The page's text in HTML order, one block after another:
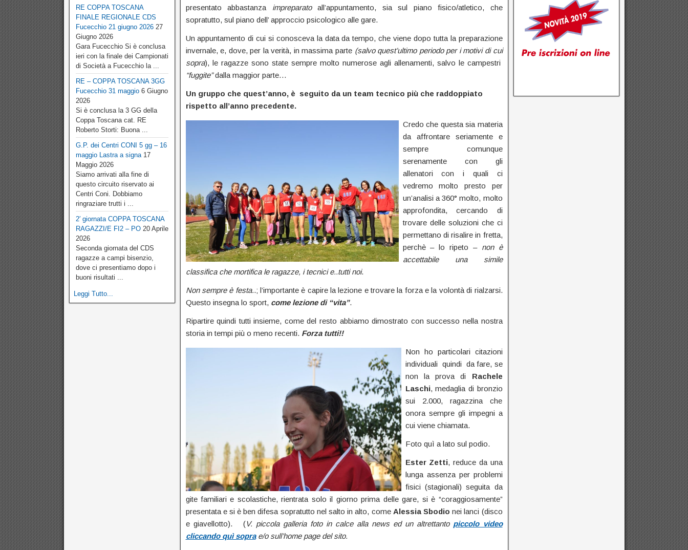
presentato abbastanza impreparatoall’appuntamento, sia sul piano fisico/atletico, che
sopratutto, sul piano dell’ approccio psicologico alle gare.
Un appuntamento di cui si conosceva la data da tempo, che viene dopo tutta la preparazione
invernale, e, dove, per la verità, in massima parte (salvo quest’ultimo periodo per i motivi di cui
sopra), le ragazze sono state sempre molto numerose agli allenamenti, salvo le campestri
“fuggite”dalla maggior parte…
Un gruppo che quest’anno, è seguito da un team tecnico più che raddoppiato
rispetto all’anno precedente.
Credo che questa sia materia
da affrontare seriamente e
sempre comunque
serenamente con gli
allenatori con i quali ci
vedremo molto presto per
un’analisi a 360° molto, molto
approfondita, cercando di
trovare delle soluzioni che ci
permettano di risalire in fretta,
perchè – lo ripeto – non è
accettabile una simile
classifica che mortifica le ragazze, i tecnici e..tutti noi.
Non sempre è festa..; l’importante è capire la lezione e trovare la forza e la volontà di rialzarsi.
Questo insegna lo sport, come lezione di “vita”.
Ripartire quindi tutti insieme, come del resto abbiamo dimostrato con successo nella nostra
storia in tempi più o meno recenti. Forza tutti!!
Non ho particolari citazioni
individuali quindi da fare, se
non la prova di Rachele
Laschi, medaglia di bronzio
sui 2.000, ragazzina che
onora sempre gli impegni a
cui viene chiamata.
Foto quì a lato sul podio.
Ester Zetti, reduce da una
lunga assenza per problemi
fisici (stagionali) seguita da
gite familiari e scolastiche, rientrata solo il giorno prima delle gare, si è “coraggiosamente”
presentata e si è ben difesa sopratutto nel salto in alto, come Alessia Sbodio nei lanci (disco
e giavellotto). (V. piccola galleria foto in calce alla news ed un altrettanto piccolo video
cliccando quì soprae/o sull’home page del sito.
RE COPPA TOSCANA
FINALE REGIONALE CDS
Fucecchio 21 giugno 202627
Giugno 2026
Gara Fucecchio Si è conclusa
ieri con la finale dei Campionati
di Società a Fucecchio la ...
RE – COPPA TOSCANA 3GG
Fucecchio 31 maggio6 Giugno
2026
Si è conclusa la 3 GG della
Coppa Toscana cat. RE
Roberto Storti: Buona ...
G.P. dei Centri CONI 5 gg – 16
maggio Lastra a signa17
Maggio 2026
Siamo arrivati alla fine di
questo circuito riservato ai
Centri Coni. Dobbiamo
ringraziare trutti i ...
2′ giornata COPPA TOSCANA
RAGAZZI/E FI2 – PO20 Aprile
2026
Seconda giornata del CDS
ragazze a campi bisenzio,
dove ci presentiamo dopo i
buoni risultati ...
Leggi Tutto...